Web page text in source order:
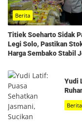
Berita
Titiek Soeharto Sidak
Legi Solo, Pastikan
Harga Sembako Stabil
Yudi
Berita